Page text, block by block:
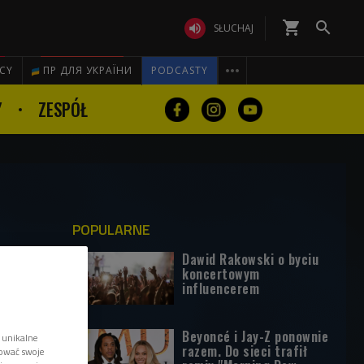
 SŁUCHAJ shopping_cart 
ПР ДЛЯ УКРАЇНИ PODCASTY 
ZESPÓŁ
POPULARNE
Dawid Rakowski o byciu
koncertowym
influencerem
Beyoncé i Jay-Z ponownie
razem. Do sieci trafił
swoje